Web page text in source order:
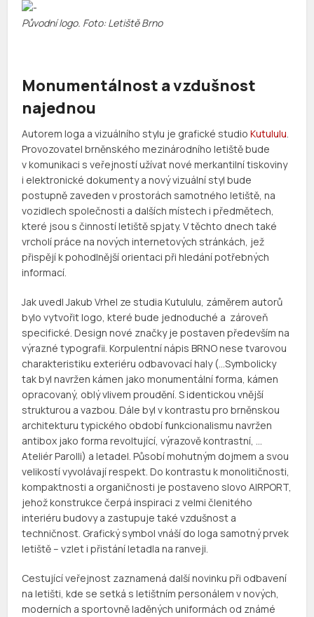
Původní logo. Foto: Letiště Brno
Monumentálnost a vzdušnost
najednou
Autorem loga a vizuálního stylu je grafické studioKutululu.
Provozovatel brněnského mezinárodního letiště bude
v komunikaci s veřejností užívat nové merkantilní tiskoviny
i elektronické dokumenty a nový vizuální styl bude
postupně zaveden v prostorách samotného letiště, na
vozidlech společnosti a dalších místech i předmětech,
které jsou s činností letiště spjaty. V těchto dnech také
vrcholí práce na nových internetových stránkách, jež
přispějí k pohodlnější orientaci při hledání potřebných
informací.
Jak uvedl Jakub Vrhel ze studia Kutululu, záměrem autorů
bylo vytvořit logo, které bude jednoduché a zároveň
specifické. Design nové značky je postaven především na
výrazné typografii. Korpulentní nápis BRNO nese tvarovou
charakteristiku exteriéru odbavovací haly (…Symbolicky
tak byl navržen kámen jako monumentální forma, kámen
opracovaný, oblý vlivem proudění. S identickou vnější
strukturou a vazbou. Dále byl v kontrastu pro brněnskou
architekturu typického období funkcionalismu navržen
antibox jako forma revoltující, výrazově kontrastní, …
Ateliér Parolli) a letadel. Působí mohutným dojmem a svou
velikostí vyvolávají respekt. Do kontrastu k monolitičnosti,
kompaktnosti a organičnosti je postaveno slovo AIRPORT,
jehož konstrukce čerpá inspiraci z velmi členitého
interiéru budovy a zastupuje také vzdušnost a
techničnost. Grafický symbol vnáší do loga samotný prvek
letiště – vzlet i přistání letadla na ranveji.
Cestující veřejnost zaznamená další novinku při odbavení
na letišti, kde se setká s letištním personálem v nových,
moderních a sportovně laděných uniformách od známé